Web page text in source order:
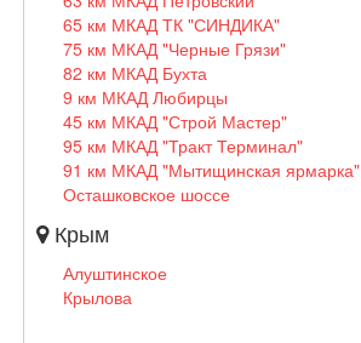
65 км МКАД ТК "СИНДИКА"
75 км МКАД "Черные Грязи"
82 км МКАД Бухта
9 км МКАД Любирцы
45 км МКАД "Строй Мастер"
95 км МКАД "Тракт Терминал"
91 км МКАД "Мытищинская ярмарка"
Осташковское шоссе
Крым
Алуштинское
Крылова